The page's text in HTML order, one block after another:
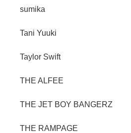
sumika
Tani Yuuki
Taylor Swift
THE ALFEE
THE JET BOY BANGERZ
THE RAMPAGE